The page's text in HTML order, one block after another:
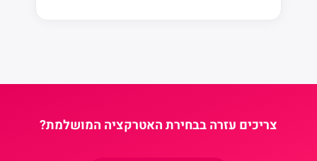
צריכים עזרה בבחירת האטרקציה המושלמת?